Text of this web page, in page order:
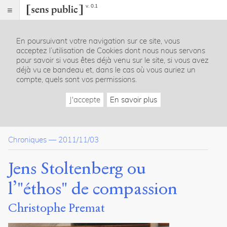
v. 0.1
Index
Article
Citer /
Partager
Jens
Stoltenberg
l’"éthos"
de
compassion.
2011
Sens
public.
En poursuivant votre navigation sur ce site, vous
acceptez l’utilisation de Cookies dont nous nous servons
pour savoir si vous êtes déjà venu sur le site, si vous avez
déjà vu ce bandeau et, dans le cas où vous auriez un
compte, quels sont vos permissions.
J'accepte En savoir plus
Chroniques — 2011/11/03
Jens Stoltenberg ou
l’"éthos" de compassion
Christophe Premat